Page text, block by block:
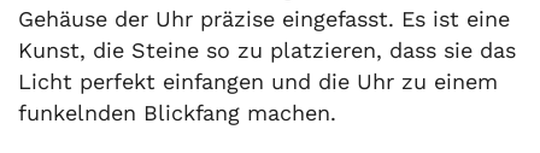
Gehäuse der Uhr präzise eingefasst. Es ist eine
Kunst, die Steine so zu platzieren, dass sie das
Licht perfekt einfangen und die Uhr zu einem
funkelnden Blickfang machen.